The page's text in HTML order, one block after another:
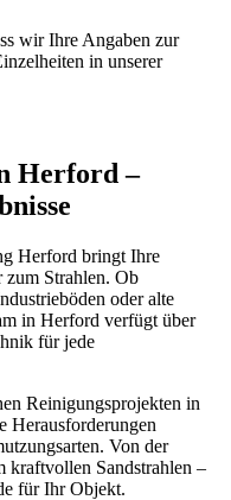
wir Ihre Angaben zur
in unserer
Herford –
Herford bringt Ihre
zum Strahlen. Ob
oder alte
in Herford verfügt über
für jede
Reinigungsprojekten in
Herausforderungen
Von der
kraftvollen Sandstrahlen –
für Ihr Objekt.